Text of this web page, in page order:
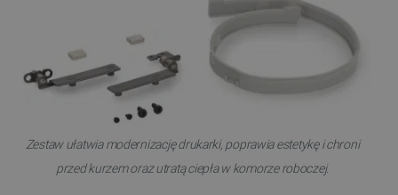
Zestaw ułatwia modernizację drukarki, poprawia estetykę i chroni
przed kurzem oraz utratą ciepła w komorze roboczej.
Targetowanie
Funkcjonalność
Niezbędne pliki cookie umożliwiają korzystanie z
podstawowych funkcji strony internetowej, takich
jak logowanie użytkownika i zarządzanie kontem.
Bez niezbędnych plików cookie nie można
prawidłowo korzystać ze strony internetowej.
Provider /